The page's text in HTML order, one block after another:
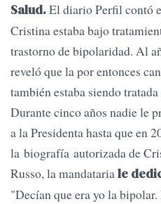
Salud.El diario Perfil contó
Cristina estaba bajo
trastorno de bipolaridad. Al
reveló que la por entonces
también estaba siendo
Durante cinco años nadie le
a la Presidenta hasta que en
la biografía autorizada de
Russo, la mandatariale
"Decían que era yo la